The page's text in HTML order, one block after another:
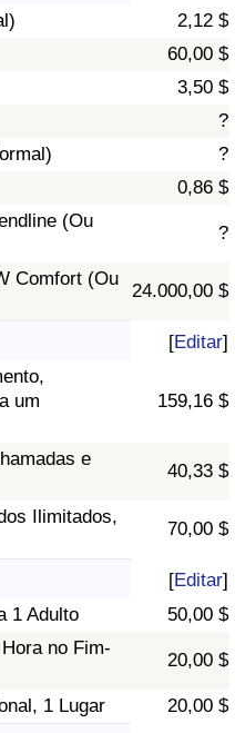
2,12 $
60,00 $
3,50 $
?
?
0,86 $
(Ou
?
Comfort (Ou
24.000,00 $
[Editar]
um
159,16 $
e
40,33 $
Ilimitados,
70,00 $
[Editar]
1 Adulto
50,00 $
no Fim-
20,00 $
1 Lugar 20,00 $